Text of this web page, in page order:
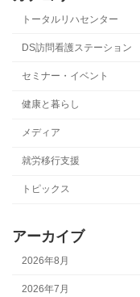
トータルリハセンター
DS訪問看護ステーション
セミナー・イベント
健康と暮らし
メディア
就労移行支援
トピックス
アーカイブ
2026年8月
2026年7月